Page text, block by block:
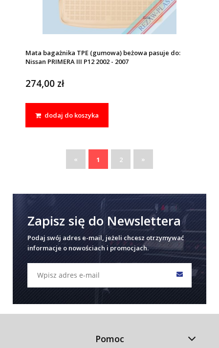
Mata bagażnika TPE (gumowa) beżowa pasuje do:
Nissan PRIMERA III P12 2002 - 2007
274,00 zł
dodaj do koszyka
« 1 2 »
Zapisz się do Newslettera
Podaj swój adres e-mail, jeżeli chcesz otrzymywać
informacje o nowościach i promocjach.
Pomoc